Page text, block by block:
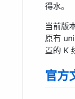
得水。
当前版
原有
置的 K
官